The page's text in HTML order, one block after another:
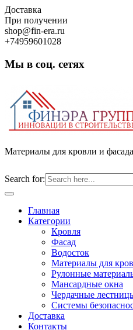
Skip
to
content
Доставка
При получении
shop@fin-era.ru
+74959601028
Мы в соц. сетях
Материалы для кровли и
Search for:
Open
ButtonГлавная
Категории
Кровля
Фасад
Водосток
Материалы для
Рулонные
Мансардные окна
Чердачные
Системы
Доставка
Контакты